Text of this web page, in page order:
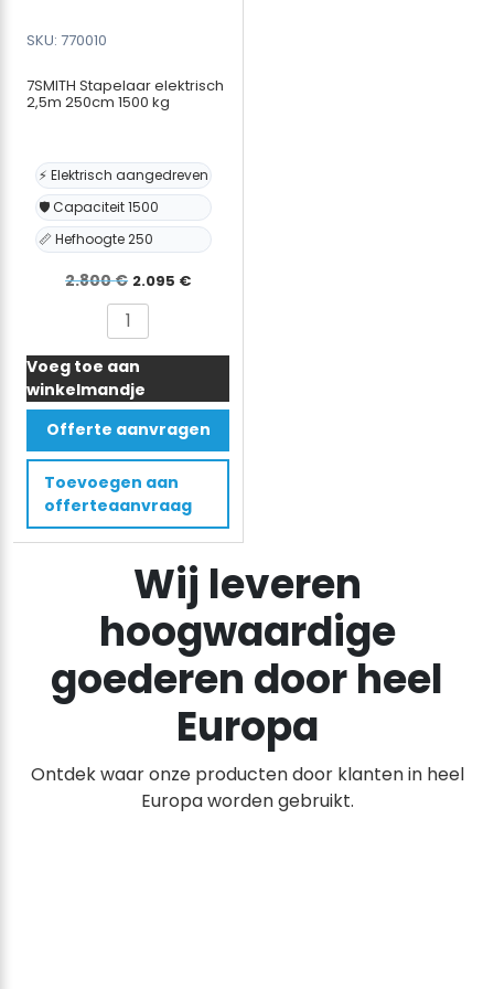
SKU: 770010
7SMITH Stapelaar elektrisch
2,5m 250cm 1500 kg
⚡ Elektrisch aangedreven
🛡️ Capaciteit 1500
📏 Hefhoogte 250
2.800€ Oorspronkelijke
prijs
was:
2.800 €.
2.095 €Huidige
7SMITH
Stapelaar
elektrisch
2,5m
250cm
1500
kg
aantal
Voeg toe aan
winkelmandje
Offerte aanvragen
Toevoegen aan
offerteaanvraag
Wij leveren
hoogwaardige
goederen door heel
Europa
Ontdek waar onze producten door klanten in heel
Europa worden gebruikt.